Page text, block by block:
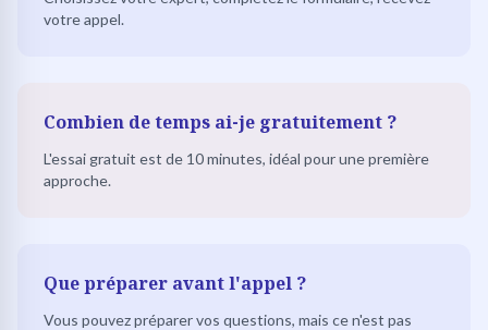
votre appel.
Combien de temps ai-je gratuitement ?
L'essai gratuit est de 10 minutes, idéal pour une première
approche.
Que préparer avant l'appel ?
Vous pouvez préparer vos questions, mais ce n'est pas